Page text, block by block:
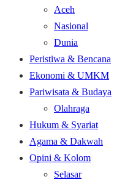
Aceh
Nasional
Dunia
Peristiwa & Bencana
Ekonomi & UMKM
Pariwisata & Budaya
Olahraga
Hukum & Syariat
Agama & Dakwah
Opini & Kolom
Selasar